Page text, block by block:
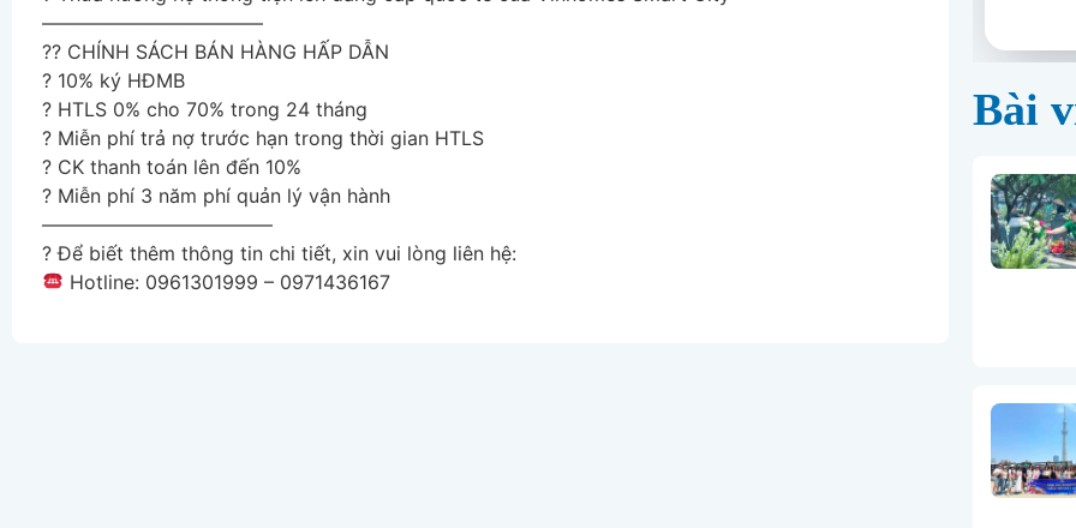
———————————–
?? CHÍNH SÁCH BÁN HÀNG HẤP DẪN
? 10% ký HĐMB
? HTLS 0% cho 70% trong 24 tháng
? Miễn phí trả nợ trước hạn trong thời gian HTLS
? CK thanh toán lên đến 10%
? Miễn phí 3 năm phí quản lý vận hành
————————————
? Để biết thêm thông tin chi tiết, xin vui lòng liên hệ:
Hotline: 0961301999 – 0971436167
Bài